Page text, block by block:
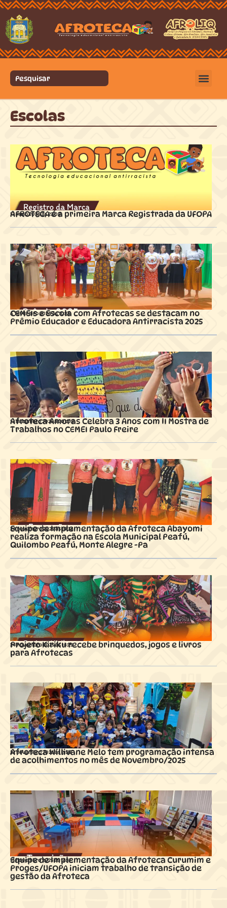
Escolas
17 maio 2026 ás23:08
AFROTECA é a primeira Marca Registrada da UFOPA
6 fevereiro 2026 ás10:16
CEMEIs e Escola com Afrotecas se destacam no
Prêmio Educador e Educadora Antirracista 2025
13 dezembro 2025 ás01:08
Afroteca Amoras Celebra 3 Anos com II Mostra de
Trabalhos no CEMEI Paulo Freire
24 novembro 2025 ás14:36
Equipe de Implementação da Afroteca Abayomi
realiza formação na Escola Municipal Peafú,
Quilombo Peafú, Monte Alegre -Pa
24 novembro 2025 ás14:29
Projeto Kiriku recebe brinquedos, jogos e livros
para Afrotecas
22 novembro 2025 ás21:37
Afroteca Willivane Melo tem programação intensa
de acolhimentos no mês de Novembro/2025
15 novembro 2025 ás16:17
Equipe de Implementação da Afroteca Curumim e
Proges/UFOPA iniciam trabalho de transição de
gestão da Afroteca